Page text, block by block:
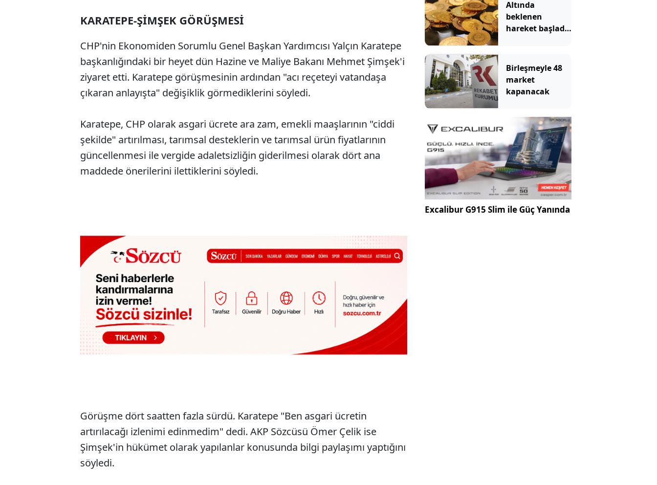
KARATEPE-ŞİMŞEK GÖRÜŞMESİ
CHP'nin Ekonomiden Sorumlu Genel Başkan Yardımcısı Yalçın Karatepe
başkanlığındaki bir heyet dün Hazine ve Maliye Bakanı Mehmet Şimşek'i
ziyaret etti. Karatepe görüşmesinin ardından "acı reçeteyi vatandaşa
çıkaran anlayışta" değişiklik görmediklerini söyledi.
Karatepe, CHP olarak asgari ücrete ara zam, emekli maaşlarının "ciddi
şekilde" artırılması, tarımsal desteklerin ve tarımsal ürün fiyatlarının
güncellenmesi ile vergide adaletsizliğin giderilmesi olarak dört ana
maddede önerilerini ilettiklerini söyledi.
Görüşme dört saatten fazla sürdü. Karatepe "Ben asgari ücretin
artırılacağı izlenimi edinmedim" dedi. AKP Sözcüsü Ömer Çelik ise
Şimşek'in hükümet olarak yapılanlar konusunda bilgi paylaşımı yaptığını
söyledi.
Altında
beklenen
hareket başladı!
Birleşmeyle 48
market
kapanacak
Excalibur G915 Slim ile Güç Yanında